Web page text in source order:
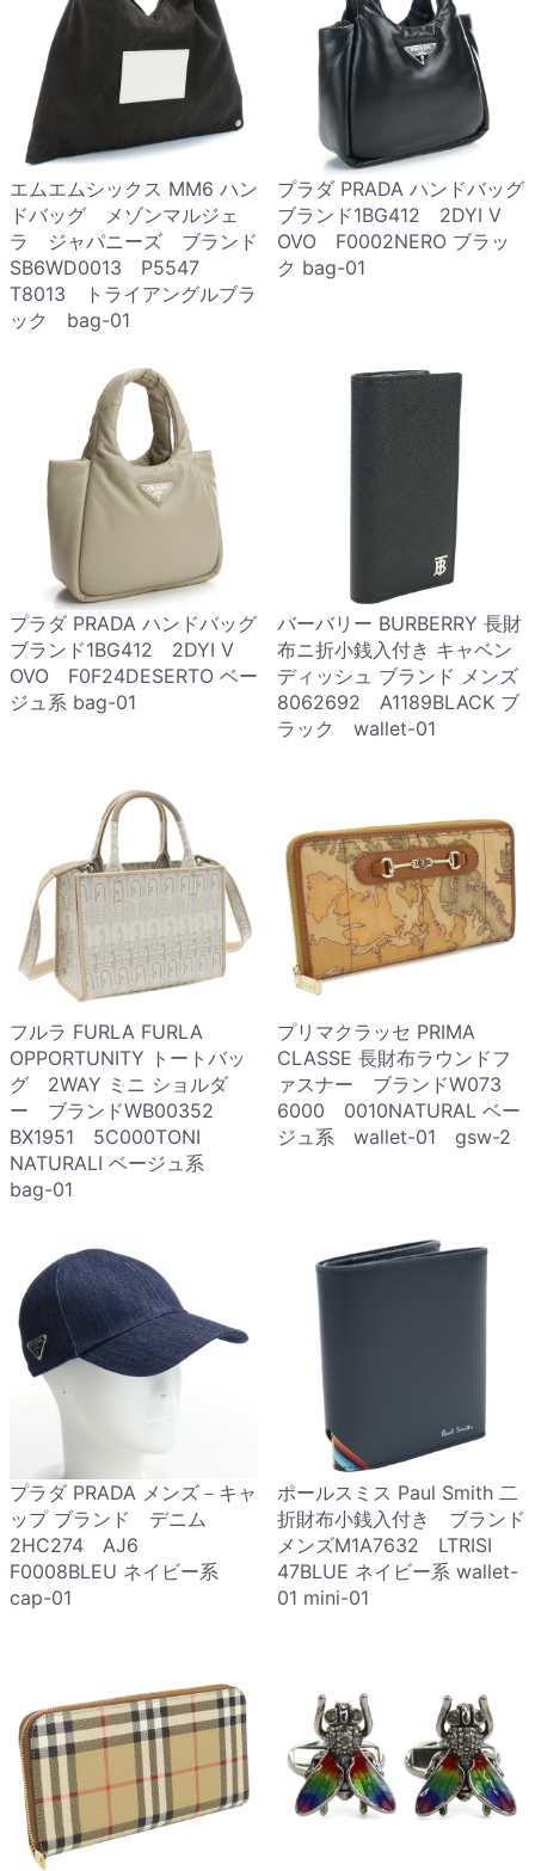
エムエムシックス MM6 ハン
ドバッグ メゾンマルジェ
ラ ジャパニーズ ブランド
SB6WD0013 P5547
T8013 トライアングルブラ
ック bag-01
プラダ PRADA ハンドバッグ
ブランド1BG412 2DYI V
OVO F0002NERO ブラッ
ク bag-01
プラダ PRADA ハンドバッグ
ブランド1BG412 2DYI V
OVO F0F24DESERTO ベー
ジュ系 bag-01
バーバリー BURBERRY 長財
布ニ折小銭入付き キャベン
ディッシュ ブランド メンズ
8062692 A1189BLACK ブ
ラック wallet-01
フルラ FURLA FURLA
OPPORTUNITY トートバッ
グ 2WAY ミニ ショルダ
ー ブランドWB00352
BX1951 5C000TONI
NATURALI ベージュ系
bag-01
プリマクラッセ PRIMA
CLASSE 長財布ラウンドフ
ァスナー ブランドW073
6000 0010NATURAL ベー
ジュ系 wallet-01 gsw-2
プラダ PRADA メンズ－キャ
ップ ブランド デニム
2HC274 AJ6
F0008BLEU ネイビー系
cap-01
ポールスミス Paul Smith 二
折財布小銭入付き ブランド
メンズM1A7632 LTRISI
47BLUE ネイビー系 wallet-
01 mini-01